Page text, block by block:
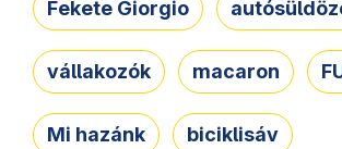
Fekete Giorgio
vállakozók macaron
Mi hazánk biciklisáv